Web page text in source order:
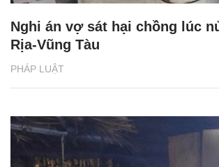
PHÁP LUẬT
Nghi án vợ sát hại chồng lúc
Rịa-Vũng Tàu